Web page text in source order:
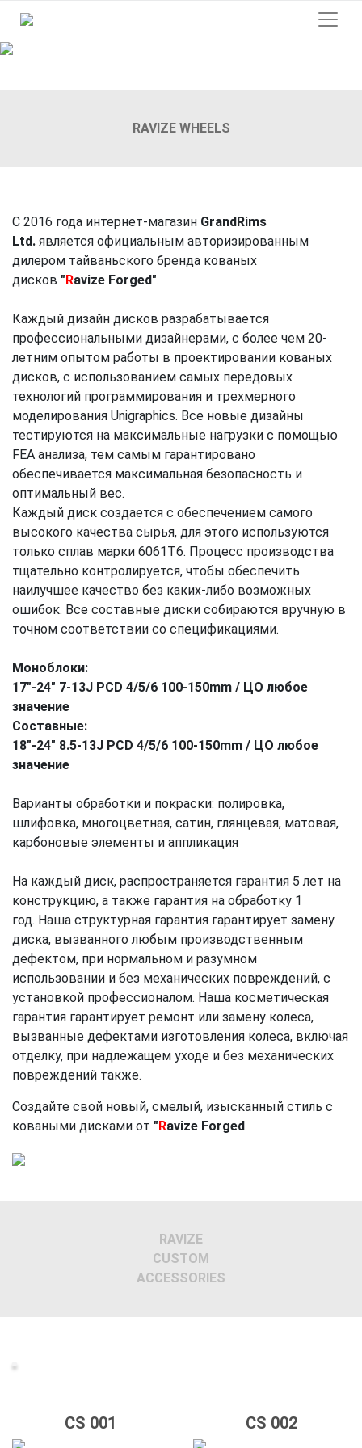
RAVIZE WHEELS
C 2016 года интернет-магазин GrandRims
Ltd. является официальным авторизированным
дилером тайваньского бренда кованых
дисков "Ravize Forged".
Каждый дизайн дисков разрабатывается
профессиональными дизайнерами, с более чем 20-
летним опытом работы в проектировании кованых
дисков, с использованием самых передовых
технологий программирования и трехмерного
моделирования Unigraphics. Все новые дизайны
тестируются на максимальные нагрузки с помощью
FEА анализа, тем самым гарантировано
обеспечивается максимальная безопасность и
оптимальный вес.
Каждый диск создается с обеспечением самого
высокого качества сырья, для этого используются
только сплав марки 6061T6. Процесс производства
тщательно контролируется, чтобы обеспечить
наилучшее качество без каких-либо возможных
ошибок. Все составные диски собираются вручную в
точном соответствии со спецификациями.
Моноблоки:
17"-24" 7-13J PCD 4/5/6 100-150mm / ЦО любое
значение
Составные:
18"-24" 8.5-13J PCD 4/5/6 100-150mm / ЦО любое
значение
Варианты обработки и покраски: полировка,
шлифовка, многоцветная, сатин, глянцевая, матовая,
карбоновые элементы и аппликация
На каждый диск, распространяется гарантия 5 лет на
конструкцию, а также гарантия на обработку 1
год. Наша структурная гарантия гарантирует замену
диска, вызванного любым производственным
дефектом, при нормальном и разумном
использовании и без механических повреждений, с
установкой профессионалом. Наша косметическая
гарантия гарантирует ремонт или замену колеса,
вызванные дефектами изготовления колеса, включая
отделку, при надлежащем уходе и без механических
повреждений также.
Создайте свой новый, смелый, изысканный стиль с
коваными дисками от "Ravize Forged
RAVIZE
CUSTOM
ACCESSORIES
CS 001 CS 002